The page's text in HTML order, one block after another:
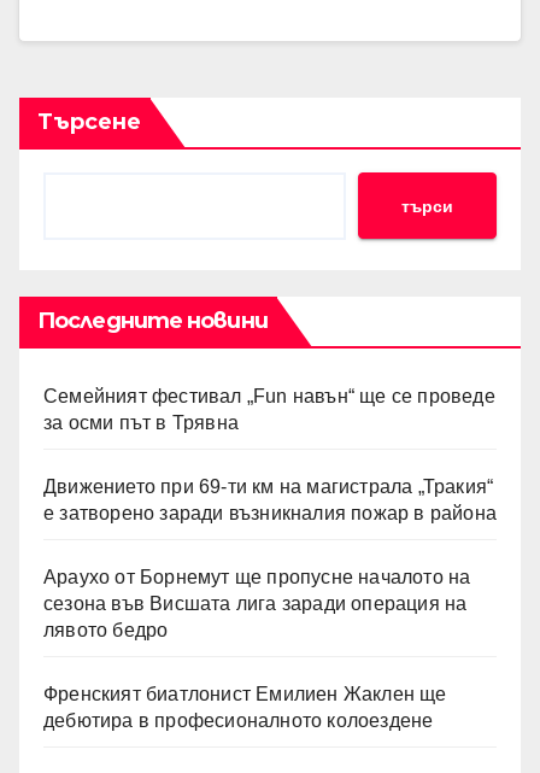
Търсене
търси
Последните новини
Семейният фестивал „Fun навън“ ще се проведе
за осми път в Трявна
Движението при 69-ти км на магистрала „Тракия“
е затворено заради възникналия пожар в района
Араухо от Борнемут ще пропусне началото на
сезона във Висшата лига заради операция на
лявото бедро
Френският биатлонист Емилиен Жаклен ще
дебютира в професионалното колоездене